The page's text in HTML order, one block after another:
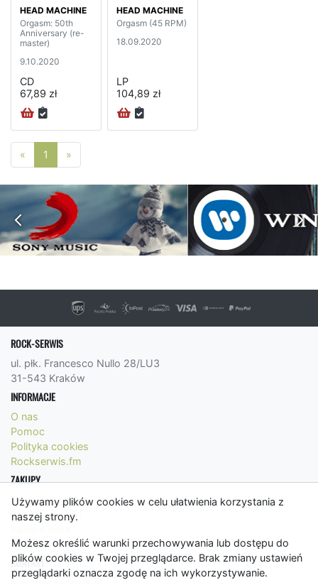
Używamy plików cookies w celu ułatwienia korzystania z
naszej strony.
Możesz określić warunki przechowywania lub dostępu do
plików cookies w Twojej przeglądarce. Brak zmiany ustawień
przeglądarki oznacza zgodę na ich wykorzystywanie.
HEAD MACHINE
Orgasm: 50th
Anniversary (re-
master)
9.10.2020
CD
67,89 zł
HEAD MACHINE
Orgasm (45 RPM)
18.09.2020
LP
104,89 zł
« Poprzednia strona
1 »
ROCK-SERWIS
ul. płk. Francesco Nullo 28/LU3
31-543 Kraków
INFORMACJE
O nas
Pomoc
Polityka cookies
Rockserwis.fm
ZAKUPY
Formy płatności
Koszty wysyłki
Regulamin
KONTAKT